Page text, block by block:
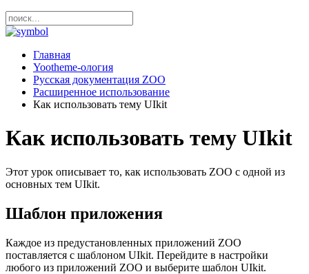
Главная
Yootheme-ология
Русская документация ZOO
Расширенное использование
Как использовать тему UIkit
Как использовать тему UIkit
Этот урок описывает то, как использовать ZOO с одной из
основных тем UIkit.
Шаблон приложения
Каждое из предустановленных приложений ZOO
поставляется с шаблоном UIkit. Перейдите в настройки
любого из приложений ZOO и выберите шаблон UIkit.